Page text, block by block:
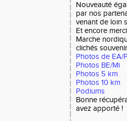
Nouveauté
par nos
venant de loin
Et encore
Marche
clichés
Photos de EA/
Photos BE/Mi
Photos 5 km
Photos 10 km
Podiums
Bonne
avez apporté !